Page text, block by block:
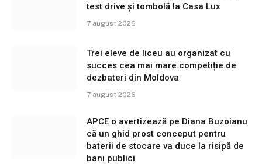
test drive și tombolă la Casa Lux
7 august 2026
Trei eleve de liceu au organizat cu
succes cea mai mare competiție de
dezbateri din Moldova
7 august 2026
APCE o avertizează pe Diana Buzoianu
că un ghid prost conceput pentru
baterii de stocare va duce la risipă de
bani publici